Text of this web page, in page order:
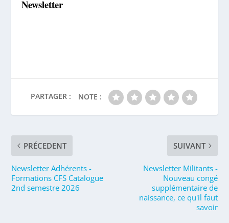
Newsletter
PARTAGER : NOTE :
PRÉCEDENT
Newsletter Adhérents -
Formations CFS Catalogue
2nd semestre 2026
SUIVANT
Newsletter Militants -
Nouveau congé
supplémentaire de
naissance, ce qu'il faut
savoir